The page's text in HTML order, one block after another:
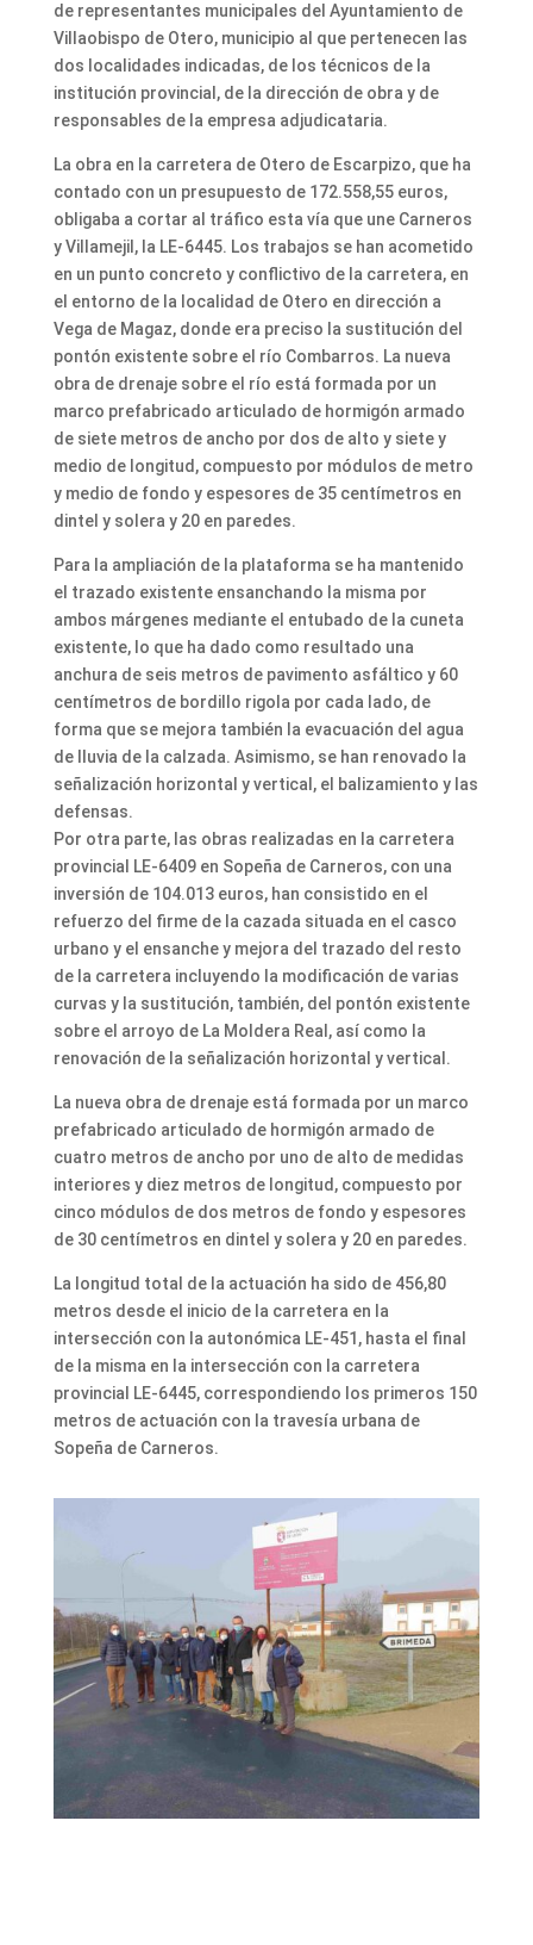
de representantes municipales del Ayuntamiento de
Villaobispo de Otero, municipio al que pertenecen las
dos localidades indicadas, de los técnicos de la
institución provincial, de la dirección de obra y de
responsables de la empresa adjudicataria.
La obra en la carretera de Otero de Escarpizo, que ha
contado con un presupuesto de 172.558,55 euros,
obligaba a cortar al tráfico esta vía que une Carneros
y Villamejil, la LE-6445. Los trabajos se han acometido
en un punto concreto y conflictivo de la carretera, en
el entorno de la localidad de Otero en dirección a
Vega de Magaz, donde era preciso la sustitución del
pontón existente sobre el río Combarros. La nueva
obra de drenaje sobre el río está formada por un
marco prefabricado articulado de hormigón armado
de siete metros de ancho por dos de alto y siete y
medio de longitud, compuesto por módulos de metro
y medio de fondo y espesores de 35 centímetros en
dintel y solera y 20 en paredes.
Para la ampliación de la plataforma se ha mantenido
el trazado existente ensanchando la misma por
ambos márgenes mediante el entubado de la cuneta
existente, lo que ha dado como resultado una
anchura de seis metros de pavimento asfáltico y 60
centímetros de bordillo rigola por cada lado, de
forma que se mejora también la evacuación del agua
de lluvia de la calzada. Asimismo, se han renovado la
señalización horizontal y vertical, el balizamiento y las
defensas.
Por otra parte, las obras realizadas en la carretera
provincial LE-6409 en Sopeña de Carneros, con una
inversión de 104.013 euros, han consistido en el
refuerzo del firme de la cazada situada en el casco
urbano y el ensanche y mejora del trazado del resto
de la carretera incluyendo la modificación de varias
curvas y la sustitución, también, del pontón existente
sobre el arroyo de La Moldera Real, así como la
renovación de la señalización horizontal y vertical.
La nueva obra de drenaje está formada por un marco
prefabricado articulado de hormigón armado de
cuatro metros de ancho por uno de alto de medidas
interiores y diez metros de longitud, compuesto por
cinco módulos de dos metros de fondo y espesores
de 30 centímetros en dintel y solera y 20 en paredes.
La longitud total de la actuación ha sido de 456,80
metros desde el inicio de la carretera en la
intersección con la autonómica LE-451, hasta el final
de la misma en la intersección con la carretera
provincial LE-6445, correspondiendo los primeros 150
metros de actuación con la travesía urbana de
Sopeña de Carneros.